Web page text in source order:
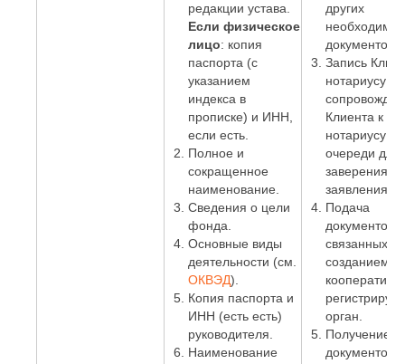
редакции устава.
Если физическое
лицо: копия
паспорта (с
указанием
индекса в
прописке) и ИНН,
если есть.
Полное и
сокращенное
наименование.
Сведения о цели
фонда.
Основные виды
деятельности (см.
ОКВЭД).
Копия паспорта и
ИНН (есть есть)
руководителя.
Наименование
других
документов.
Запись
нотариусу и
Клиента к
нотариусу
очереди для
заверения
заявления;
Подача
документов,
связанных с
созданием
орган.
Получение
документов в